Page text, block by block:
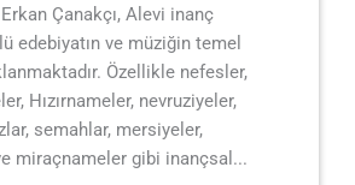
Çanakçı, Alevi inanç
edebiyatın ve müziğin temel
Özellikle nefesler,
Hızırnameler, nevruziyeler,
semahlar, mersiyeler,
miraçnameler gibi inançsal...